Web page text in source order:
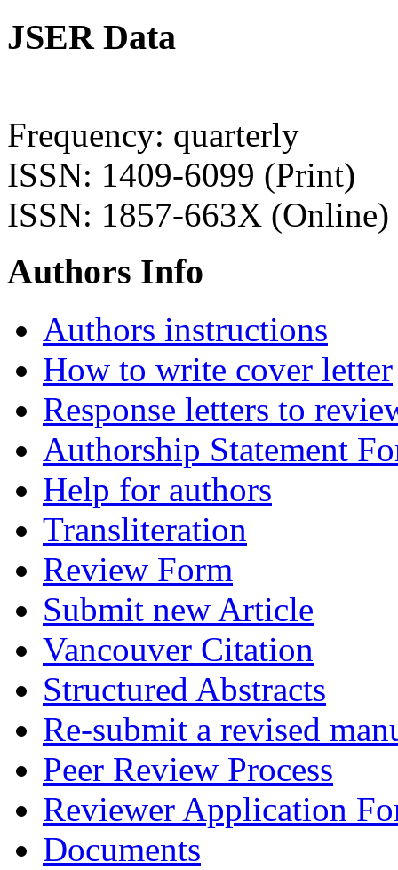
JSER Data
Frequency: quarterly
ISSN: 1409-6099 (Print)
ISSN: 1857-663X (Online)
Authors Info
Authors instructions
How to write cover letter
Response letters to
Authorship Statement
Help for authors
Transliteration
Review Form
Submit new Article
Vancouver Citation
Structured Abstracts
Re-submit a revised
Peer Review Process
Reviewer Application
Documents